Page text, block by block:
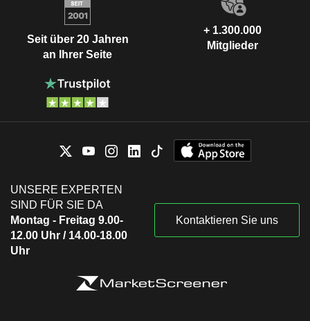
Seit über 20 Jahren
an Ihrer Seite
+ 1.300.000
Mitglieder
UNSERE EXPERTEN
SIND FÜR SIE DA
Montag - Freitag 9.00-
12.00 Uhr / 14.00-18.00
Uhr
Kontaktieren Sie uns